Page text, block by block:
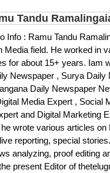
Tandu
Info : Ramu Tandu
Media field. He worked in
for about 15+ years. Iam
Newspaper , Surya Daily
Daily Newspaper
Media Expert , Social
and Digital Marketing
wrote various articles on
reporting, special
analyzing, proof editing
present Editor of